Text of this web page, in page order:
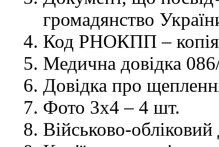
громадянство
Код РНОКПП – копія
Медична довідка
Довідка про
Фото 3х4 – 4 шт.
Військово-